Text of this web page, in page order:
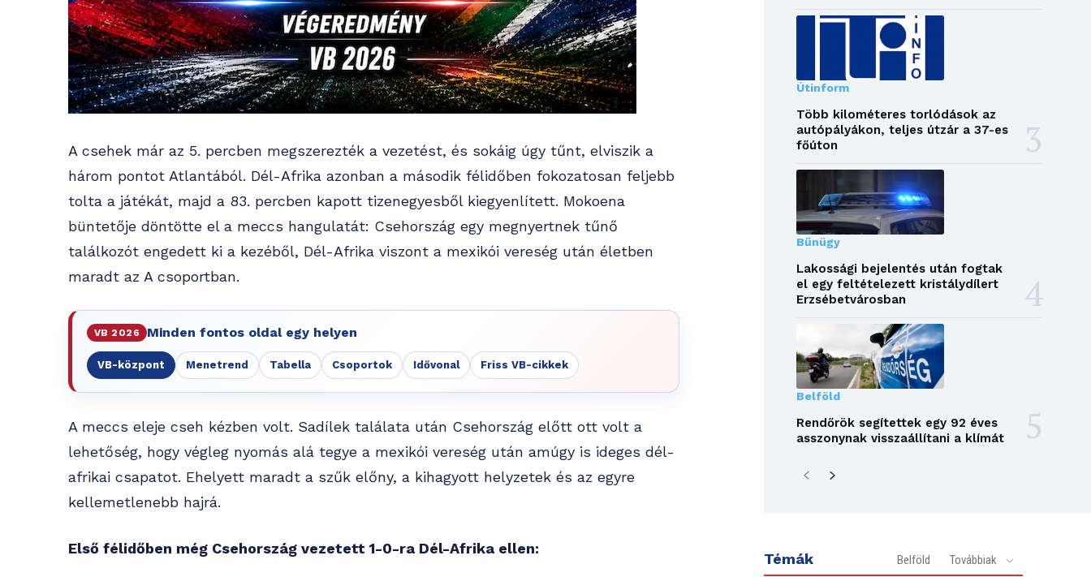
A csehek már az 5. percben megszerezték a vezetést, és sokáig úgy tűnt, elviszik a
három pontot Atlantából. Dél-Afrika azonban a második félidőben fokozatosan feljebb
tolta a játékát, majd a 83. percben kapott tizenegyesből kiegyenlített. Mokoena
büntetője döntötte el a meccs hangulatát: Csehország egy megnyertnek tűnő
találkozót engedett ki a kezéből, Dél-Afrika viszont a mexikói vereség után életben
maradt az A csoportban.
VB 2026 Minden fontos oldal egy helyen
VB-központ Menetrend Tabella Csoportok Idővonal Friss VB-cikkek
A meccs eleje cseh kézben volt. Sadílek találata után Csehország előtt ott volt a
lehetőség, hogy végleg nyomás alá tegye a mexikói vereség után amúgy is ideges dél-
afrikai csapatot. Ehelyett maradt a szűk előny, a kihagyott helyzetek és az egyre
kellemetlenebb hajrá.
Első félidőben még Csehország vezetett 1-0-ra Dél-Afrika ellen:
Útinform
Több kilométeres torlódások az
autópályákon, teljes útzár a 37-es
főúton
Bűnügy
Lakossági bejelentés után fogtak
el egy feltételezett kristálydílert
Erzsébetvárosban
Belföld
Rendőrök segítettek egy 92 éves
asszonynak visszaállítani a klímát
Témák Belföld Továbbiak